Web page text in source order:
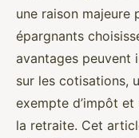
une raison majeure
épargnants
avantages peuvent
sur les cotisations,
exempte d’impôt
la retraite. Cet